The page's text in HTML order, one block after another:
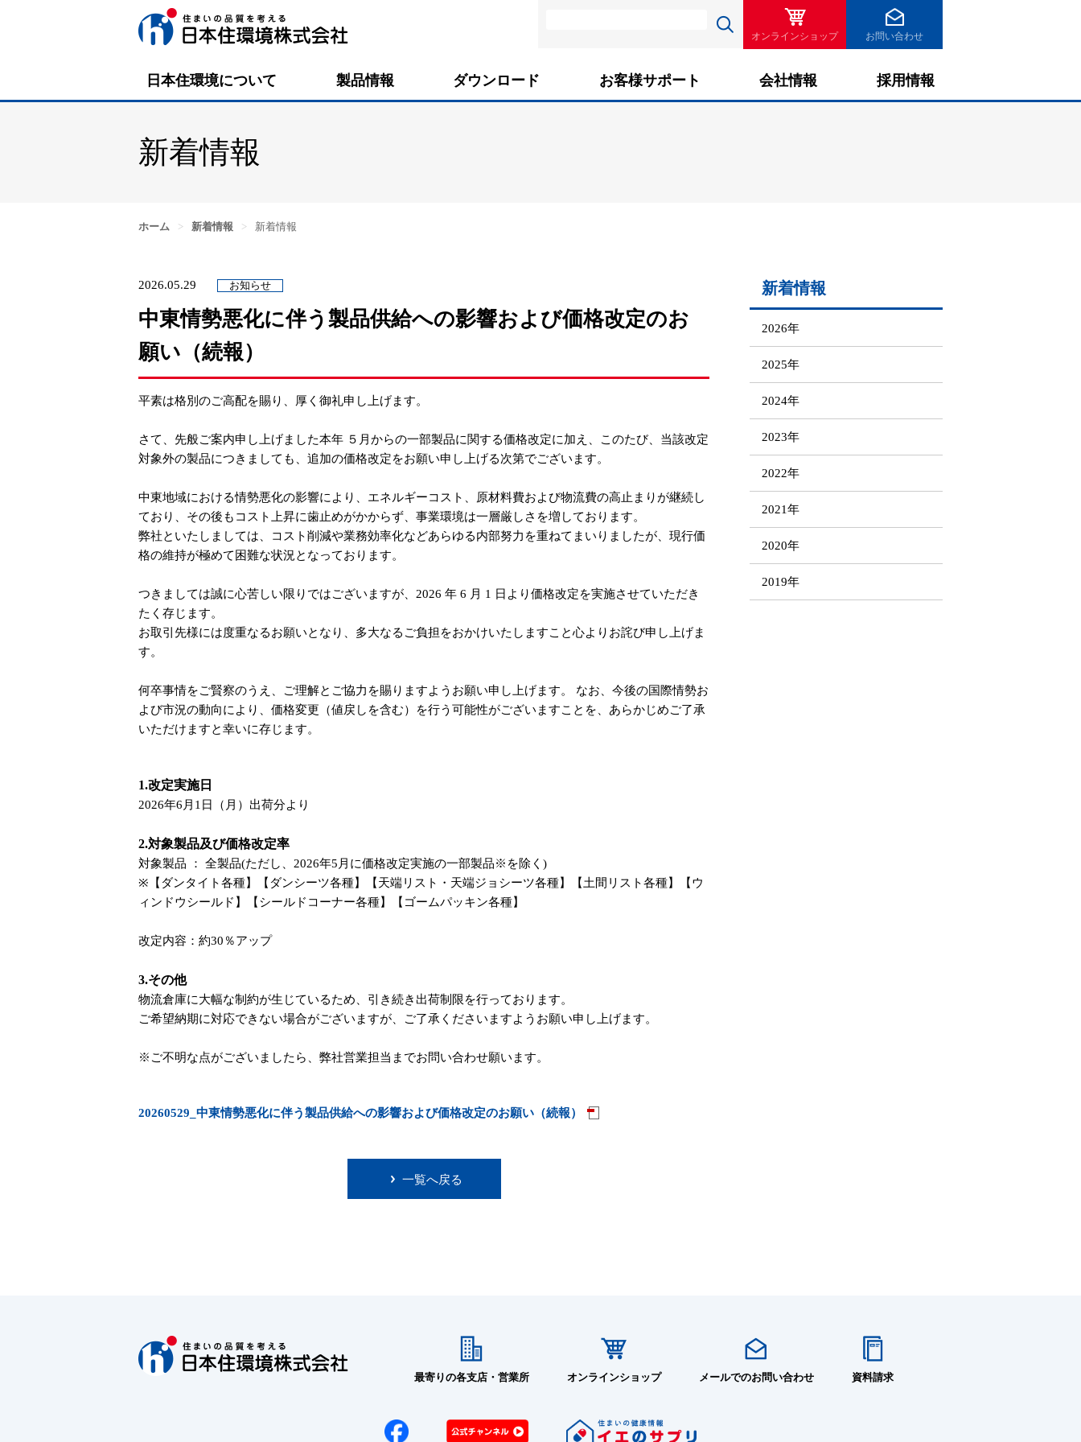
検索
オンラインショップ お問い合わせ
日本住環境について 製品情報 ダウンロード お客様サポート 会社情報 採用情報
新着情報
ホーム > 新着情報 > 新着情報
2026.05.29 お知らせ
中東情勢悪化に伴う製品供給への影響および価格改定のお
願い（続報）
平素は格別のご高配を賜り、厚く御礼申し上げます。
さて、先般ご案内申し上げました本年 ５月からの一部製品に関する価格改定に加え、このたび、当該改定
対象外の製品につきましても、追加の価格改定をお願い申し上げる次第でございます。
中東地域における情勢悪化の影響により、エネルギーコスト、原材料費および物流費の高止まりが継続し
ており、その後もコスト上昇に歯止めがかからず、事業環境は一層厳しさを増しております。
弊社といたしましては、コスト削減や業務効率化などあらゆる内部努力を重ねてまいりましたが、現行価
格の維持が極めて困難な状況となっております。
つきましては誠に心苦しい限りではございますが、2026 年 6 月 1 日より価格改定を実施させていただき
たく存じます。
お取引先様には度重なるお願いとなり、多大なるご負担をおかけいたしますこと心よりお詫び申し上げま
す。
何卒事情をご賢察のうえ、ご理解とご協力を賜りますようお願い申し上げます。 なお、今後の国際情勢お
よび市況の動向により、価格変更（値戻しを含む）を行う可能性がございますことを、あらかじめご了承
いただけますと幸いに存じます。
1.改定実施日
2026年6月1日（月）出荷分より
2.対象製品及び価格改定率
対象製品 ： 全製品(ただし、2026年5月に価格改定実施の一部製品※を除く)
※【ダンタイト各種】【ダンシーツ各種】【天端リスト・天端ジョシーツ各種】【土間リスト各種】【ウ
ィンドウシールド】【シールドコーナー各種】【ゴームパッキン各種】
改定内容：約30％アップ
3.その他
物流倉庫に大幅な制約が生じているため、引き続き出荷制限を行っております。
ご希望納期に対応できない場合がございますが、ご了承くださいますようお願い申し上げます。
※ご不明な点がございましたら、弊社営業担当までお問い合わせ願います。
20260529_中東情勢悪化に伴う製品供給への影響および価格改定のお願い（続報）
一覧へ戻る
新着情報
2026年
2025年
2024年
2023年
2022年
2021年
2020年
2019年
最寄りの各支店・営業所 オンラインショップ メールでのお問い合わせ 資料請求